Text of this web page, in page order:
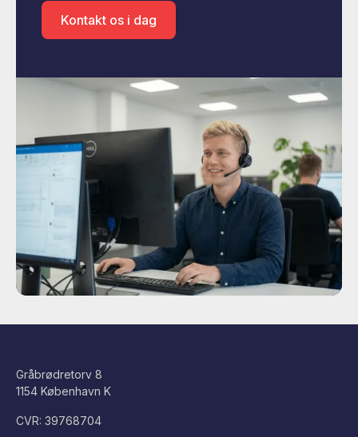
Kontakt os i dag
Gråbrødretorv 8
1154 København K
CVR: 39768704